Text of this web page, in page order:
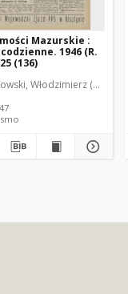
Mazurskie :
1946 (R.
(136)
Włodzimierz (1902-